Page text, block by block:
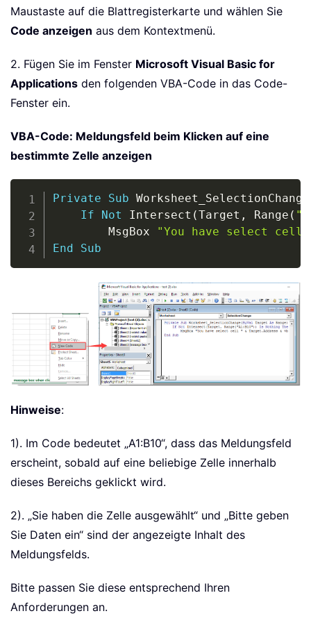
Maustaste auf die Blattregisterkarte und wählen Sie
Code anzeigen aus dem Kontextmenü.
2. Fügen Sie im Fenster Microsoft Visual Basic for
Applications den folgenden VBA-Code in das Code-
Fenster ein.
VBA-Code: Meldungsfeld beim Klicken auf eine
bestimmte Zelle anzeigen
Private Sub Worksheet_SelectionChange
If
Not Intersect (Target , Range (
        MsgBox
"You have select cell
End
Sub
Copy
Hinweise:
1). Im Code bedeutet „A1:B10“, dass das Meldungsfeld
erscheint, sobald auf eine beliebige Zelle innerhalb
dieses Bereichs geklickt wird.
2). „Sie haben die Zelle ausgewählt“ und „Bitte geben
Sie Daten ein“ sind der angezeigte Inhalt des
Meldungsfelds.
Bitte passen Sie diese entsprechend Ihren
Anforderungen an.